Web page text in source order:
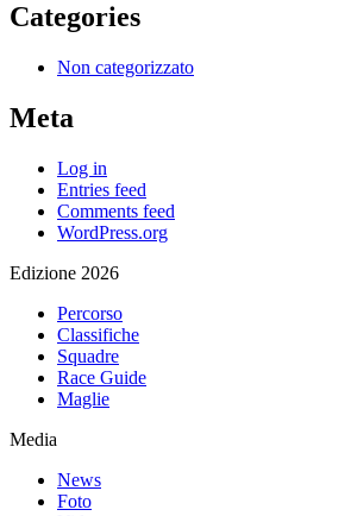
Categories
Non categorizzato
Meta
Log in
Entries feed
Comments feed
WordPress.org
Edizione 2026
Percorso
Classifiche
Squadre
Race Guide
Maglie
Media
News
Foto